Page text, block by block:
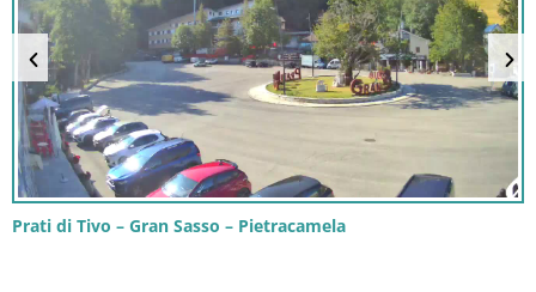
Prati di Tivo – Gran Sasso – Pietracamela